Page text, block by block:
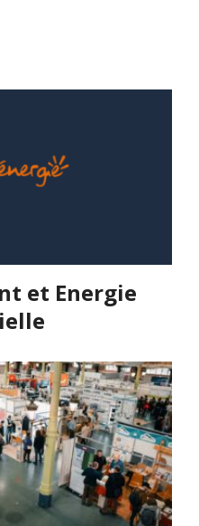
et Energie